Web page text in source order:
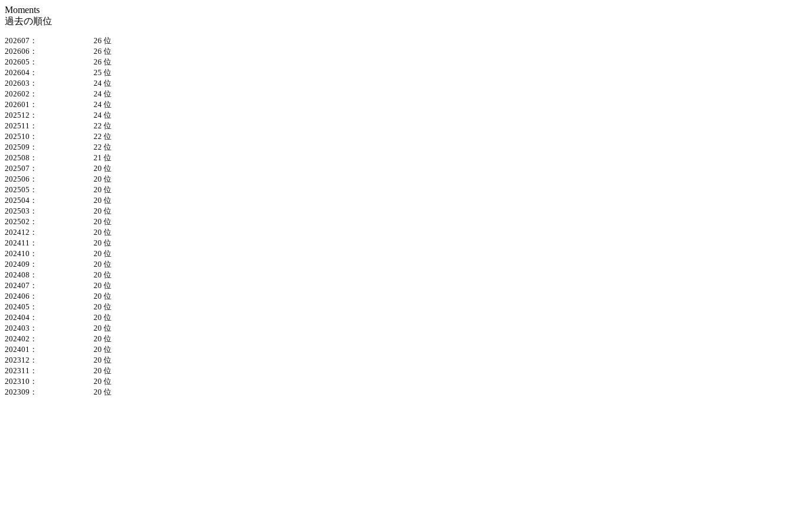
Moments
過去の順位
202607：
26 位
202606：
26 位
202605：
26 位
202604：
25 位
202603：
24 位
202602：
24 位
202601：
24 位
202512：
24 位
202511：
22 位
202510：
22 位
202509：
22 位
202508：
21 位
202507：
20 位
202506：
20 位
202505：
20 位
202504：
20 位
202503：
20 位
202502：
20 位
202412：
20 位
202411：
20 位
202410：
20 位
202409：
20 位
202408：
20 位
202407：
20 位
202406：
20 位
202405：
20 位
202404：
20 位
202403：
20 位
202402：
20 位
202401：
20 位
202312：
20 位
202311：
20 位
202310：
20 位
202309：
20 位